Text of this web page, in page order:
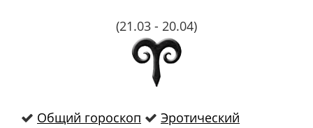
(21.03 - 20.04)
Общий гороскоп
Эротический